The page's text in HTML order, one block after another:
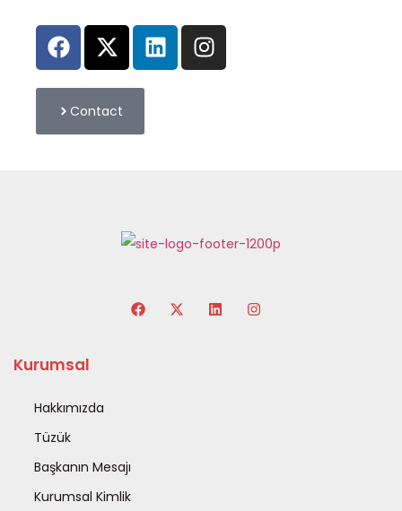
Contact
Kurumsal
Hakkımızda
Tüzük
Başkanın Mesajı
Kurumsal Kimlik